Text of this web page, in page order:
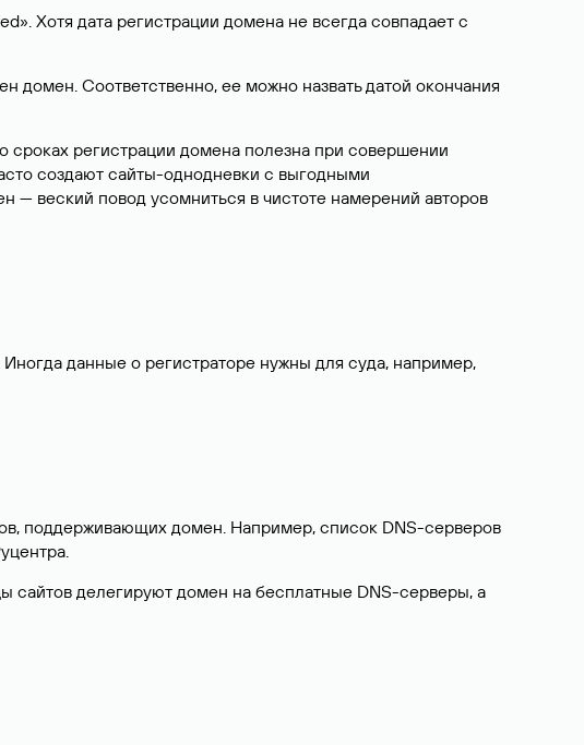
Хотя дата регистрации домена не всегда совпадает с
домен. Соответственно, ее можно назвать датой окончания
регистрации домена полезна при совершении
создают сайты-однодневки с выгодными
— веский повод усомниться в чистоте намерений авторов
данные о регистраторе нужны для суда, например,
поддерживающих домен. Например, список DNS-серверов
сайтов делегируют домен на бесплатные DNS-серверы, а